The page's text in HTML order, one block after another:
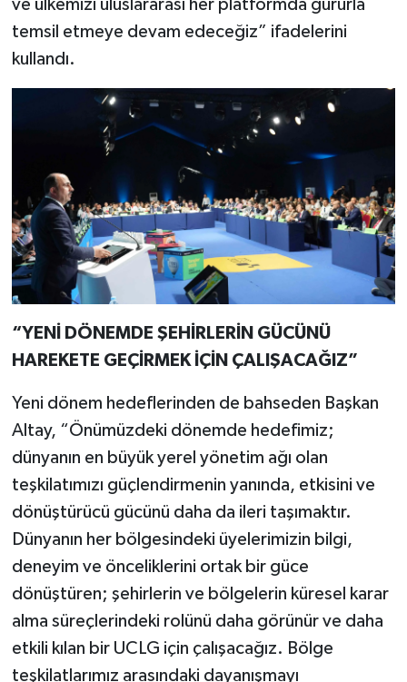
ve ülkemizi uluslararası her platformda gururla
temsil etmeye devam edeceğiz” ifadelerini
kullandı.
“YENİ DÖNEMDE ŞEHİRLERİN GÜCÜNÜ
HAREKETE GEÇİRMEK İÇİN ÇALIŞACAĞIZ”
Yeni dönem hedeflerinden de bahseden Başkan
Altay, “Önümüzdeki dönemde hedefimiz;
dünyanın en büyük yerel yönetim ağı olan
teşkilatımızı güçlendirmenin yanında, etkisini ve
dönüştürücü gücünü daha da ileri taşımaktır.
Dünyanın her bölgesindeki üyelerimizin bilgi,
deneyim ve önceliklerini ortak bir güce
dönüştüren; şehirlerin ve bölgelerin küresel karar
alma süreçlerindeki rolünü daha görünür ve daha
etkili kılan bir UCLG için çalışacağız. Bölge
teşkilatlarımız arasındaki dayanışmayı